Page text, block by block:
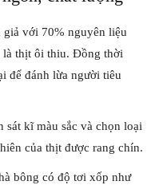
giả với 70% nguyên liệu
là thịt ôi thiu. Đồng thời
để đánh lừa người tiêu
sát kĩ màu sắc và chọn loại
của thịt được rang chín.
bông có độ tơi xốp như